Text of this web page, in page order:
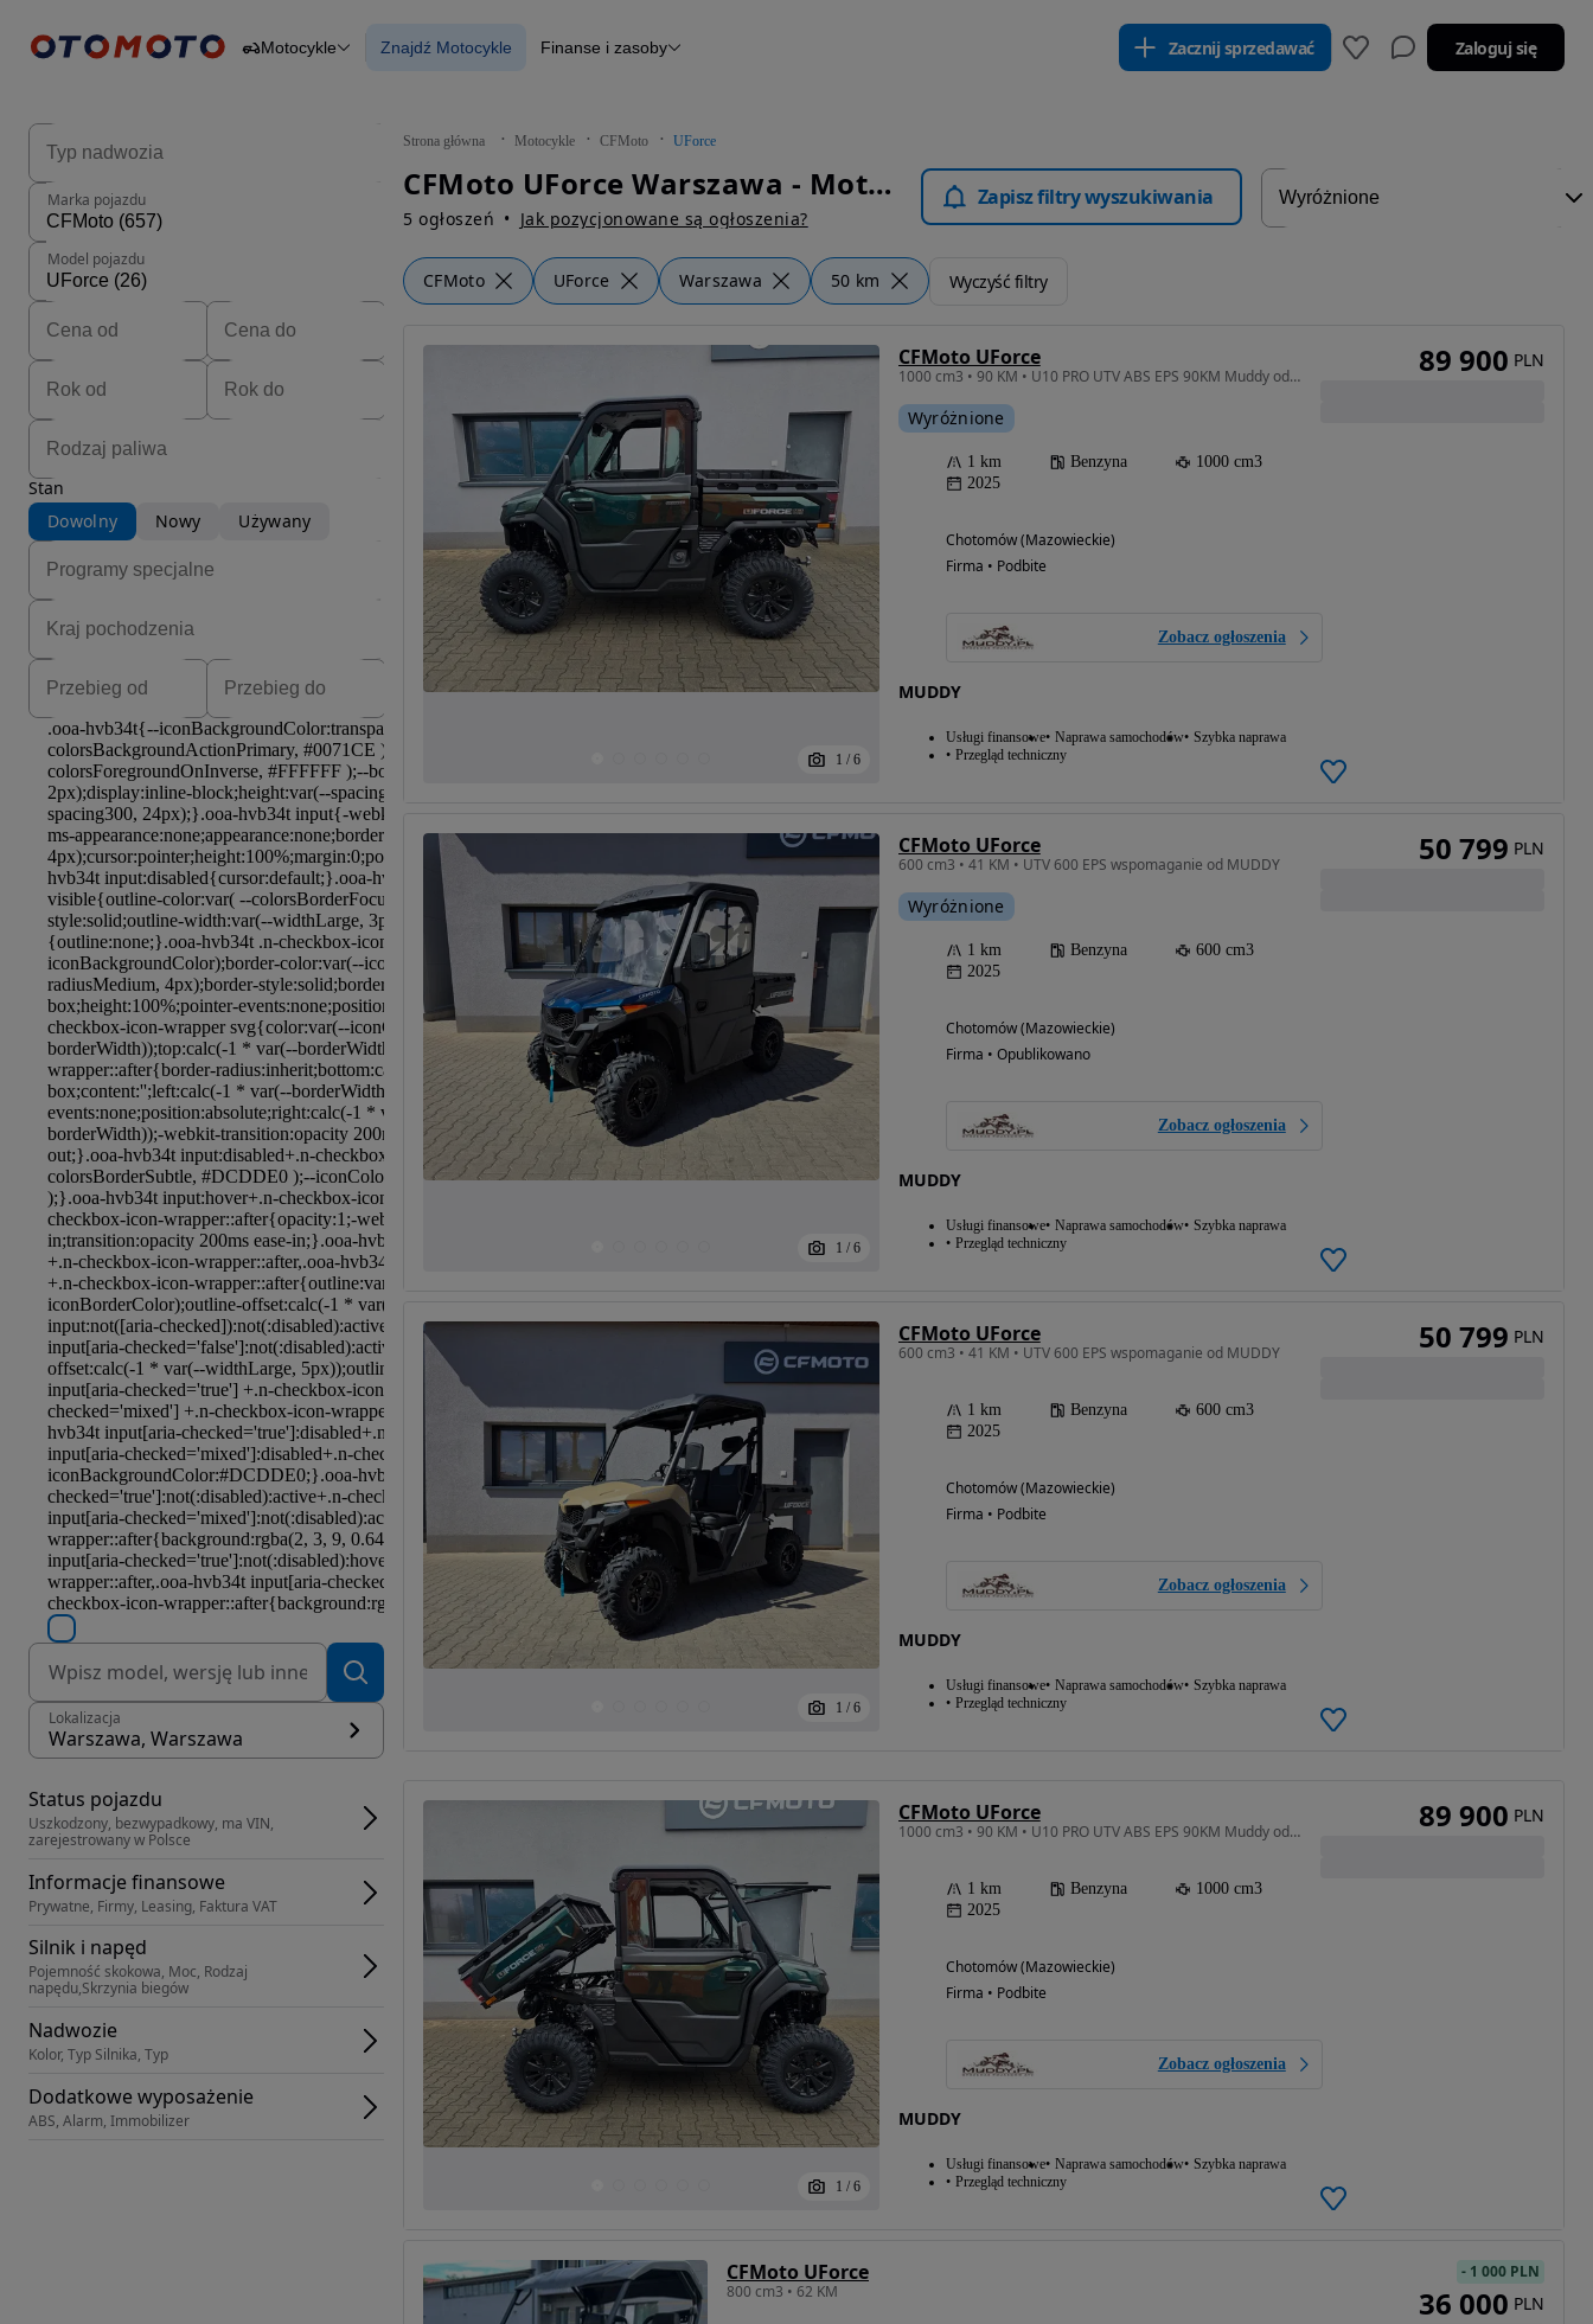
Osobowe
Motocykle Znajdź Motocykle Finanse i zasoby Zacznij sprzedawać Zaloguj się
Strona główna Motocykle CFMoto UForce
CFMoto UForce Warszawa - Motocykle
5 ogłoszeń Jak pozycjonowane są ogłoszenia?
Zapisz filtry wyszukiwania
CFMoto UForce Warszawa 50 km Wyczyść filtry
Marka pojazdu
Model pojazdu
Stan
Dowolny
Nowy Używany
Możliwość
finansowania
Lokalizacja
Warszawa, Warszawa
Status pojazdu
Uszkodzony, bezwypadkowy, ma VIN,
zarejestrowany w Polsce
Informacje finansowe
Prywatne, Firmy, Leasing, Faktura VAT
Silnik i napęd
Pojemność skokowa, Moc, Rodzaj
napędu,Skrzynia biegów
Nadwozie
Kolor, Typ Silnika, Typ
Dodatkowe wyposażenie
ABS, Alarm, Immobilizer
1 / 6
CFMoto UForce
1000 cm3 • 90 KM • U10 PRO UTV ABS EPS 90KM Muddy od Ręki
Wyróżnione
1 km Benzyna
1000 cm3
2025
Chotomów (Mazowieckie)
Firma • Podbite
Zobacz ogłoszenia
MUDDY
Usługi finansowe Naprawa samochodów Szybka naprawa
Przegląd techniczny
89 900 PLN
1 / 6
CFMoto UForce
600 cm3 • 41 KM • UTV 600 EPS wspomaganie od MUDDY
Wyróżnione
1 km Benzyna
600 cm3
2025
Chotomów (Mazowieckie)
Firma • Opublikowano
Zobacz ogłoszenia
MUDDY
Usługi finansowe Naprawa samochodów Szybka naprawa
Przegląd techniczny
50 799 PLN
1 / 6
CFMoto UForce
600 cm3 • 41 KM • UTV 600 EPS wspomaganie od MUDDY
1 km Benzyna
600 cm3
2025
Chotomów (Mazowieckie)
Firma • Podbite
Zobacz ogłoszenia
MUDDY
Usługi finansowe Naprawa samochodów Szybka naprawa
Przegląd techniczny
50 799 PLN
1 / 6
CFMoto UForce
1000 cm3 • 90 KM • U10 PRO UTV ABS EPS 90KM Muddy od Ręki
1 km Benzyna
1000 cm3
2025
Chotomów (Mazowieckie)
Firma • Podbite
Zobacz ogłoszenia
MUDDY
Usługi finansowe Naprawa samochodów Szybka naprawa
Przegląd techniczny
89 900 PLN
CFMoto UForce
800 cm3 • 62 KM
- 1 000 PLN
36 000 PLN